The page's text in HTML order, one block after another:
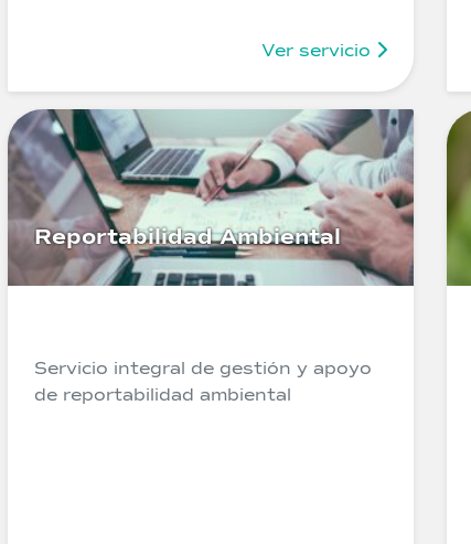
Ver servicio
Reportabilidad Ambiental
Servicio integral de gestión y apoyo
de reportabilidad ambiental